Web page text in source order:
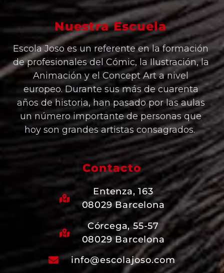
Nuestra Escuela
Escola Joso es un referente en la formación
de profesionales del Cómic, la Ilustración, la
Animación y el Concept Art a nivel
europeo. Durante sus más de cuarenta
años de historia, han pasado por las aulas
un número importante de personas que
hoy son grandes artistas consagrados.
Contacto
Entenza, 163
08029 Barcelona
Córcega, 55-57
08029 Barcelona
info@escolajoso.com